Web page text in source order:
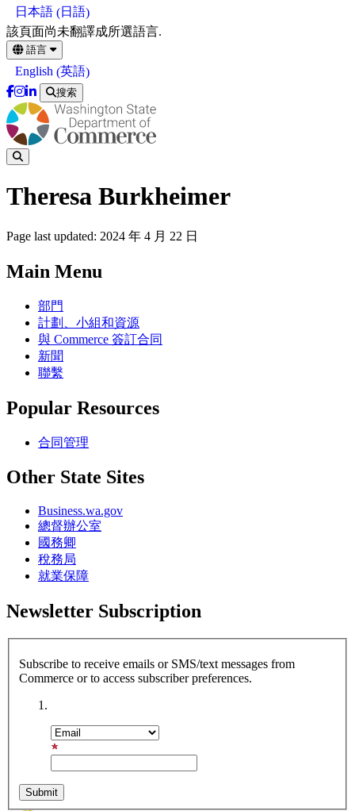
日本語 (日語)
Skip
to
main
content
該頁面尚未翻譯成所選語言.
語言
English (英語)
搜索
Theresa Burkheimer
Page last updated: 2024 年 4 月 22 日
Main Menu
部門
計劃、小組和資源
與 Commerce 簽訂合同
新聞
聯繫
Popular Resources
合同管理
Other State Sites
Business.wa.gov
總督辦公室
國務卿
稅務局
就業保障
Newsletter Subscription
Subscribe to receive emails or SMS/text messages from
Commerce or to access subscriber preferences.